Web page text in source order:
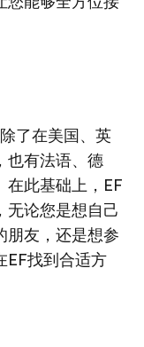
除了在美国、英
也有法语、德
在此基础上，EF
无论您是想自己
朋友，还是想参
EF找到合适方